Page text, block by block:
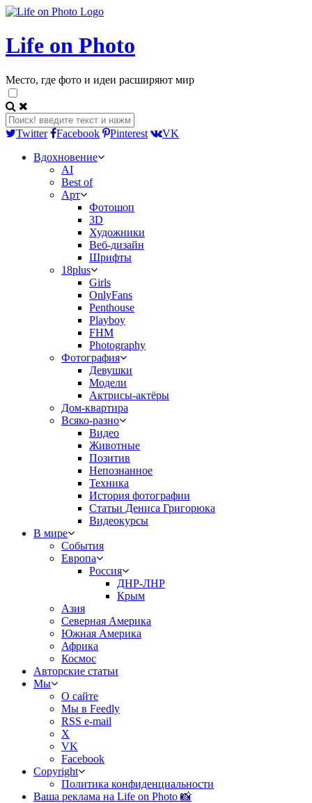
Life on Photo
Место, где фото и идеи расширяют мир
Twitter Facebook Pinterest
VK
Вдохновение
AI
Best of
Арт
Фотошоп
3D
Художники
Веб-дизайн
Шрифты
18plus
Girls
OnlyFans
Penthouse
Playboy
FHM
Photography
Фотография
Девушки
Модели
Актрисы-актёры
Дом-квартира
Всяко-разно
Видео
Животные
Позитив
Непознанное
Техника
История фотографии
Статьи Дениса Григорюка
Видеокурсы
В мире
События
Европа
Россия
ДНР-ЛНР
Крым
Азия
Северная Америка
Южная Америка
Африка
Космос
Авторские статьи
Мы
О сайте
Мы в Feedly
RSS e-mail
X
VK
Facebook
Copyright
Политика конфиденциальности
Ваша реклама на Life on Photo 📸